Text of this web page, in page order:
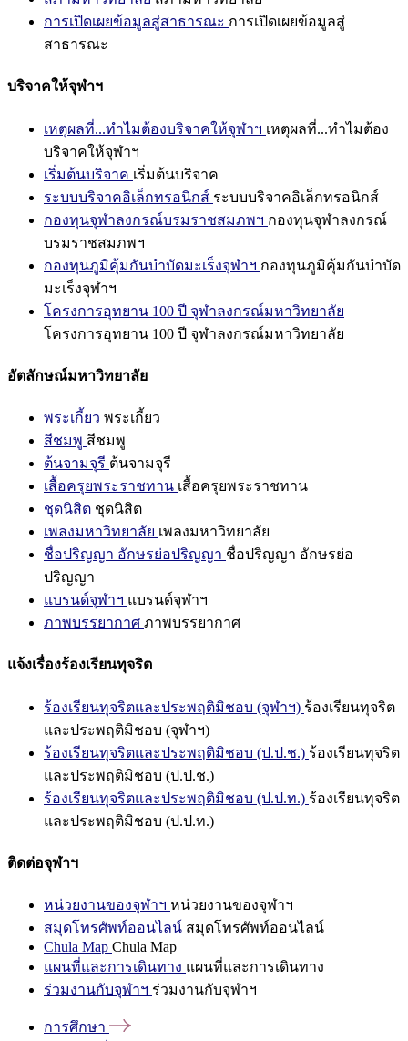
การเปิดเผยข้อมูลสู่สาธารณะ การเปิดเผยข้อมูลสู่
สาธารณะ
บริจาคให้จุฬาฯ
เหตุผลที่...ทำไมต้องบริจาคให้จุฬาฯ เหตุผลที่...ทำไมต้อง
บริจาคให้จุฬาฯ
เริ่มต้นบริจาค เริ่มต้นบริจาค
ระบบบริจาคอิเล็กทรอนิกส์ ระบบบริจาคอิเล็กทรอนิกส์
กองทุนจุฬาลงกรณ์บรมราชสมภพฯ กองทุนจุฬาลงกรณ์
บรมราชสมภพฯ
กองทุนภูมิคุ้มกันบำบัดมะเร็งจุฬาฯ กองทุนภูมิคุ้มกันบำบัด
มะเร็งจุฬาฯ
โครงการอุทยาน 100 ปี จุฬาลงกรณ์มหาวิทยาลัย
โครงการอุทยาน 100 ปี จุฬาลงกรณ์มหาวิทยาลัย
อัตลักษณ์มหาวิทยาลัย
พระเกี้ยว พระเกี้ยว
สีชมพู สีชมพู
ต้นจามจุรี ต้นจามจุรี
เสื้อครุยพระราชทาน เสื้อครุยพระราชทาน
ชุดนิสิต ชุดนิสิต
เพลงมหาวิทยาลัย เพลงมหาวิทยาลัย
ชื่อปริญญา อักษรย่อปริญญา ชื่อปริญญา อักษรย่อ
ปริญญา
แบรนด์จุฬาฯ แบรนด์จุฬาฯ
ภาพบรรยากาศ ภาพบรรยากาศ
แจ้งเรื่องร้องเรียนทุจริต
ร้องเรียนทุจริตและประพฤติมิชอบ (จุฬาฯ) ร้องเรียนทุจริต
และประพฤติมิชอบ (จุฬาฯ)
ร้องเรียนทุจริตและประพฤติมิชอบ (ป.ป.ช.) ร้องเรียนทุจริต
และประพฤติมิชอบ (ป.ป.ช.)
ร้องเรียนทุจริตและประพฤติมิชอบ (ป.ป.ท.) ร้องเรียนทุจริต
และประพฤติมิชอบ (ป.ป.ท.)
ติดต่อจุฬาฯ
หน่วยงานของจุฬาฯ หน่วยงานของจุฬาฯ
สมุดโทรศัพท์ออนไลน์ สมุดโทรศัพท์ออนไลน์
Chula Map Chula Map
แผนที่และการเดินทาง แผนที่และการเดินทาง
ร่วมงานกับจุฬาฯ ร่วมงานกับจุฬาฯ
การศึกษา